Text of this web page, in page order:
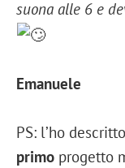
suona alle 6 e
Emanuele
PS: l’ho
primo progetto